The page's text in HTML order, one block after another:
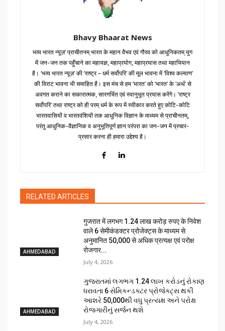
Bhavy Bhaarat News
भव्य भारत न्यूज़’ प्राचीतनम् भारत के महान वैभव एवं गौरव को आधुनिकतम् युग
में जन-जन तक पहुँचाने का महायज्ञ, महाप्रयोग, महाप्रयास तथा महाभियान
है। ‘भव्य भारत न्यूज़’ की ‘राष्ट्र – धर्म सर्वोपरि’ की मूल भावना में ‘विश्व कल्याण’
की विराट भावना भी समाहित है। इस मंच से हम ‘भारत’ को ‘भारत’ के ‘अर्थ’ से
अवगत कराने का सकारात्मक, सारगर्भित एवं स्वानुभूत प्रयास करेंगे। ‘राष्ट्र
सर्वोपरि’ तथा राष्ट्र को ही परम् धर्म के रूप में स्वीकार करते हुए कोटि-कोटि
भारतवासियों व भारतवंशियों तक आधुनिक विज्ञान के माध्यम से प्राचीनतम्,
परंतु आधुनिक-वैज्ञानिक व अनुभूतिपूर्ण ज्ञान परंपरा का जन-जन में प्रचार-
प्रसार करना ही हमारा उद्देश्य है।
RELATED ARTICLES
AHMEDABAD
गुजरात में लगभग 1.24 लाख करोड़ रुपए के निवेश
वाले 6 सेमीकंडक्टर प्रोजेक्ट्स के माध्यम से
अनुमानित 50,000 से अधिक प्रत्यक्ष एवं परोक्ष
रोजगार...
July 4, 2026
AHMEDABAD
ગુજરાતમાં લગભગ ₹1.24 લાખ કરોડનું રોકાણ
ધરાવતા 6 સેમિકન્ડક્ટર પ્રોજેક્ટ્સ થકી
આશરે 50,000થી વધુ પ્રત્યક્ષ અને પરોક્ષ
રોજગારીનું સર્જન થશે
July 4, 2026